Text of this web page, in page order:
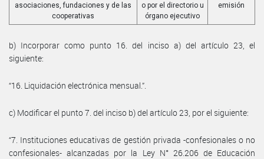
asociaciones, fundaciones y de las
cooperativas
o por el directorio u
órgano ejecutivo
emisión
b) Incorporar como punto 16. del inciso a) del artículo 23, el
siguiente:
“16. Liquidación electrónica mensual.”.
c) Modificar el punto 7. del inciso b) del artículo 23, por el siguiente:
“7. Instituciones educativas de gestión privada -confesionales o no
confesionales- alcanzadas por la Ley N° 26.206 de Educación